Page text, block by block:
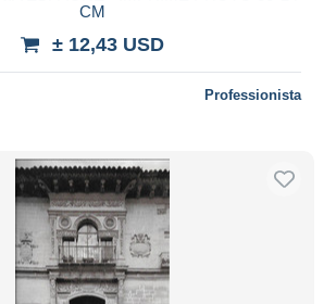
CM
± 12,43 USD
Professionista